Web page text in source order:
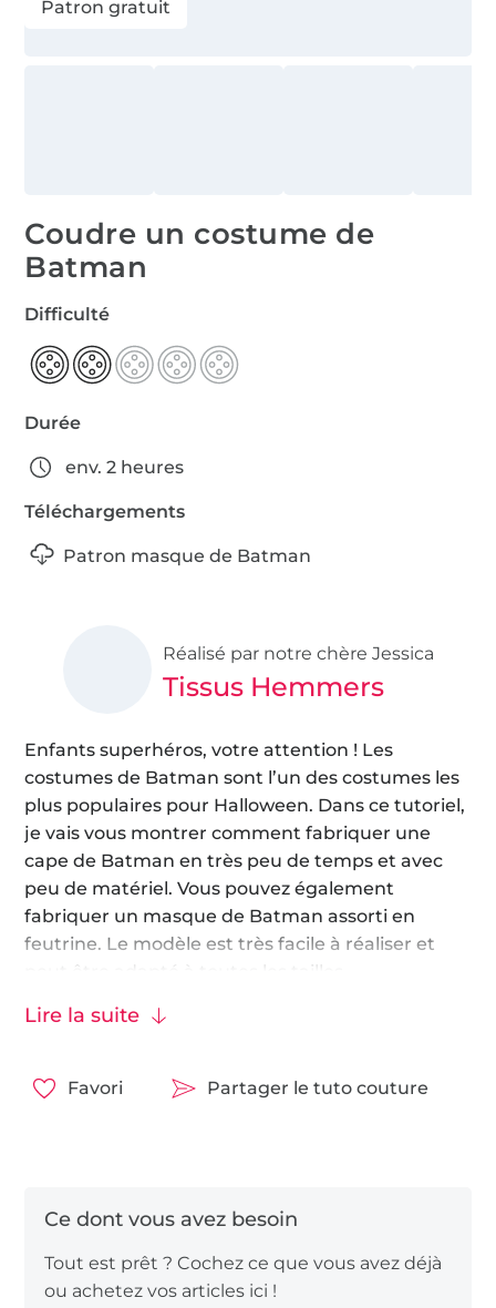
Patron gratuit
Coudre un costume de
Batman
Difficulté
Durée
env. 2 heures
Téléchargements
Patron masque de Batman
Réalisé par notre chère Jessica
Tissus Hemmers
Enfants superhéros, votre attention ! Les
costumes de Batman sont l’un des costumes les
plus populaires pour Halloween. Dans ce tutoriel,
je vais vous montrer comment fabriquer une
cape de Batman en très peu de temps et avec
peu de matériel. Vous pouvez également
fabriquer un masque de Batman assorti en
feutrine. Le modèle est très facile à réaliser et
peut être adapté à toutes les tailles.
Tissu recommandé pour le masque :
généralement extensibles, par exemple dujersey
Lire la suite
Favori Partager le tuto couture
Tout est prêt ? Cochez ce que vous avez déjà
ou achetez vos articles ici !